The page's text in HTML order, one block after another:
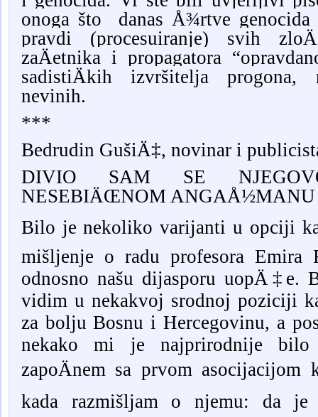
onoga što danas Å¾rtve
pravdi (procesuiranje) svih
zaÄetnika i propagatora
sadistiÄkih izvršitelja progona,
nevinih.
***
Bedrudin GušiÄ‡, novinar i
DIVIO SAM SE
NESEBIÄŒNOM ANGAÅ½MANU
Bilo je nekoliko varijanti u opciji
mišljenje o radu profesora
odnosno našu dijasporu uopÄ‡e.
vidim u nekakvoj srodnoj poziciji
za bolju Bosnu i Hercegovinu, a
nekako mi je najprirodnije
zapoÄnem sa prvom
kada razmišljam o njemu: da